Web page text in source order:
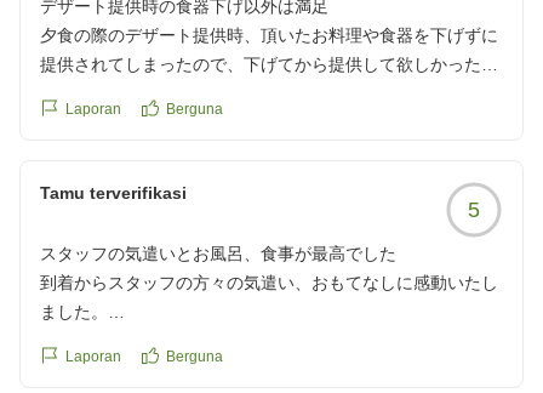
デザート提供時の食器下げ以外は満足
夕食の際のデザート提供時、頂いたお料理や食器を下げずに
提供されてしまったので、下げてから提供して欲しかったで
それ以外の部分では特に不満なく、満足できたお宿でした。
https://review.travel.rakuten.co.jp/hotel/voice/162755?
Laporan Berguna
Tamu terverifikasi
5
スタッフの気遣いとお風呂、食事が最高でした
到着からスタッフの方々の気遣い、おもてなしに感動いたし
ました。
らしく何度も入浴しました。
Laporan Berguna